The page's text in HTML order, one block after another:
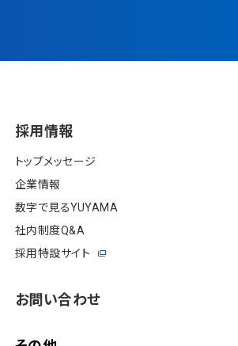
採⽤情報
トップメッセージ
企業情報
数字で見るYUYAMA
社内制度Q&A
採用特設サイト
お問い合わせ